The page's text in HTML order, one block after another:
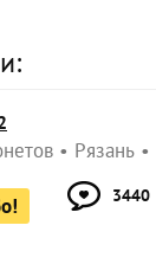
Рязань
3440